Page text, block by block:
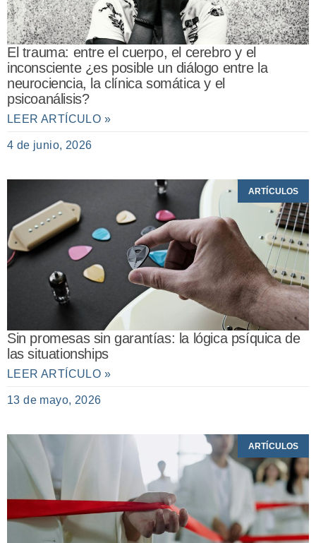
El trauma: entre el cuerpo, el cerebro y el
inconsciente ¿es posible un diálogo entre la
neurociencia, la clínica somática y el
psicoanálisis?
LEER ARTÍCULO »
4 de junio, 2026
ARTÍCULOS
Sin promesas sin garantías: la lógica psíquica de
las situationships
LEER ARTÍCULO »
13 de mayo, 2026
ARTÍCULOS